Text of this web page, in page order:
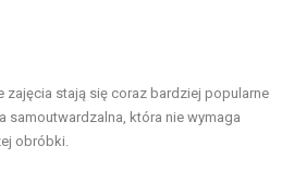
zajęcia stają się coraz bardziej popularne
samoutwardzalna, która nie wymaga
obróbki.